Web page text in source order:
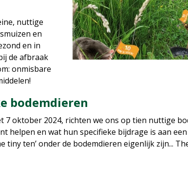
nuttige
en
en in
de afbraak
onmisbare
bodemdieren
7 oktober 2024, richten we ons op tien nuttige
helpen en wat hun specifieke bijdrage is aan
ten’ onder de bodemdieren eigenlijk zijn...